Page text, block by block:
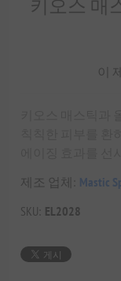
키오스 매
이
제조 업체:
Mastic
SKU: EL2028